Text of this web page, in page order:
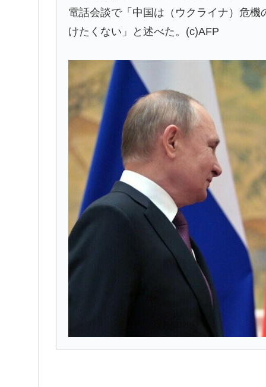
電話会談で「中国は（ウクライナ）危
けたくない」と述べた。(c)AFP